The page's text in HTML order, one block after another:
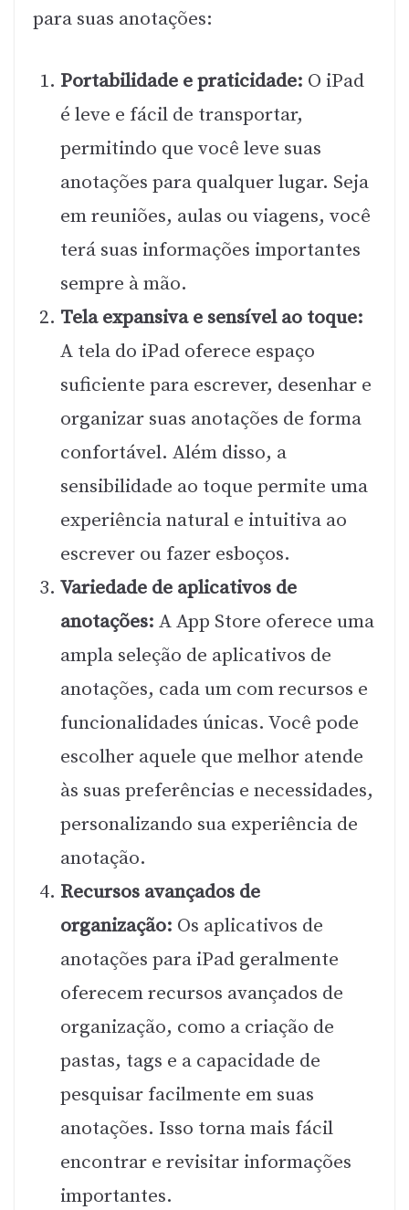
para suas anotações:
Portabilidade e praticidade: O iPad
é leve e fácil de transportar,
permitindo que você leve suas
anotações para qualquer lugar. Seja
em reuniões, aulas ou viagens, você
terá suas informações importantes
sempre à mão.
Tela expansiva e sensível ao toque:
A tela do iPad oferece espaço
suficiente para escrever, desenhar e
organizar suas anotações de forma
confortável. Além disso, a
sensibilidade ao toque permite uma
experiência natural e intuitiva ao
escrever ou fazer esboços.
Variedade de aplicativos de
anotações: A App Store oferece uma
ampla seleção de aplicativos de
anotações, cada um com recursos e
funcionalidades únicas. Você pode
escolher aquele que melhor atende
às suas preferências e necessidades,
personalizando sua experiência de
anotação.
Recursos avançados de
organização: Os aplicativos de
anotações para iPad geralmente
oferecem recursos avançados de
organização, como a criação de
pastas, tags e a capacidade de
pesquisar facilmente em suas
anotações. Isso torna mais fácil
encontrar e revisitar informações
importantes.